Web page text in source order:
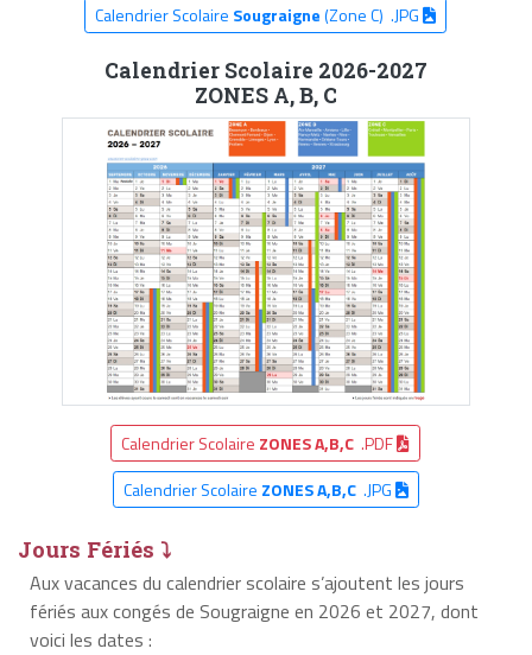
Calendrier Scolaire Sougraigne(Zone C) .JPG
Calendrier Scolaire 2026-2027
ZONES A, B, C
Calendrier Scolaire ZONES A,B,C .PDF
Calendrier Scolaire ZONES A,B,C.JPG
Jours Fériés ⤵
Aux vacances du calendrier scolaire s’ajoutent les jours
fériés aux congés de Sougraigne en 2026 et 2027, dont
voici les dates :